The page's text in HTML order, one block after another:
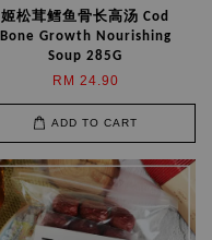
姬松茸鳕鱼骨长高汤 Cod
Bone Growth Nourishing
Soup 285G
RM 24.90
ADD TO CART